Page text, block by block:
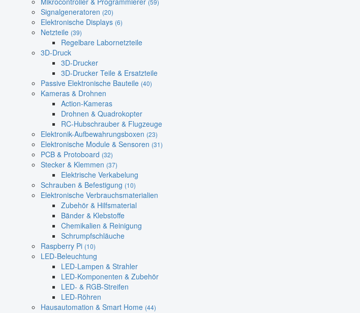
(59)
Signalgeneratoren (20)
Elektronische Displays (6)
Netzteile (39)
Regelbare Labornetzteile
3D-Druck
3D-Drucker
3D-Drucker Teile & Ersatzteile
Passive Elektronische Bauteile (40)
Kameras & Drohnen
Action-Kameras
Drohnen & Quadrokopter
RC-Hubschrauber & Flugzeuge
Elektronik-Aufbewahrungsboxen (23)
Elektronische Module & Sensoren (31)
PCB & Protoboard (32)
Stecker & Klemmen (37)
Elektrische Verkabelung
Schrauben & Befestigung (10)
Elektronische Verbrauchsmaterialien
Zubehör & Hilfsmaterial
Bänder & Klebstoffe
Chemikalien & Reinigung
Schrumpfschläuche
Raspberry Pi (10)
LED-Beleuchtung
LED-Lampen & Strahler
LED-Komponenten & Zubehör
LED- & RGB-Streifen
LED-Röhren
Hausautomation & Smart Home (44)